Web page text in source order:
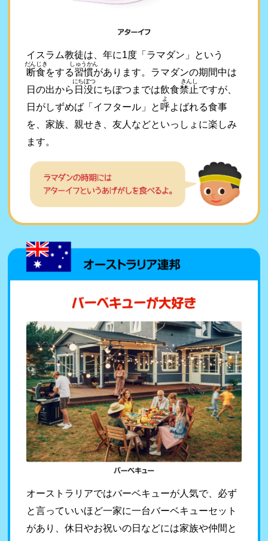
イスラム教徒は、年に1度「ラマダン」という
断食
だんじき
をする習慣
しゅうかん
があります。ラマダンの期間中は
日の出から 日没
にちぼつ
にちぼつまでは飲食禁止
きんし
ですが、
日がしずめば「イフタール」と呼
よ
よばれる食事
を、家族、親せき、友人などといっしょに楽しみ
ます。
オーストラリアではバーベキューが人気で、必ず
と言っていいほど一家に一台バーベキューセット
があり、休日やお祝いの日などには家族や仲間と